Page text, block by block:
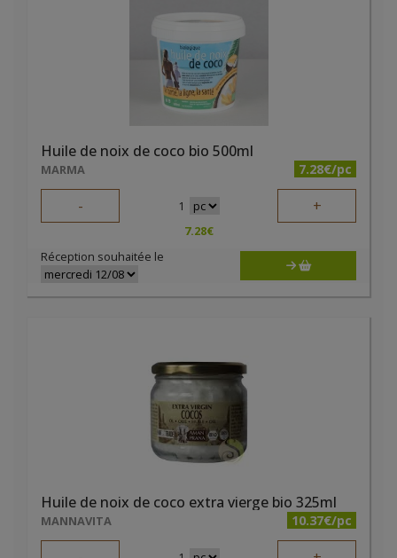
Huile de noix de coco bio 500ml
MARMA 7.28€/pc
- 1 +
7.28€
Réception souhaitée le
Huile de noix de coco extra vierge bio 325ml
MANNAVITA 10.37€/pc